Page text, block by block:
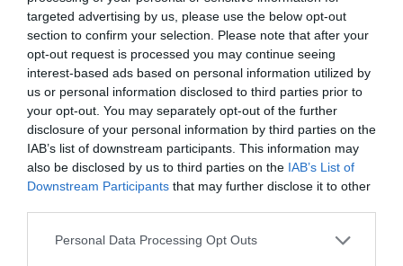
targeted advertising by us, please use the below opt-out
section to confirm your selection. Please note that after your
opt-out request is processed you may continue seeing
interest-based ads based on personal information utilized by
us or personal information disclosed to third parties prior to
your opt-out. You may separately opt-out of the further
disclosure of your personal information by third parties on the
IAB’s list of downstream participants. This information may
also be disclosed by us to third parties on the IAB’s List of
Downstream Participants that may further disclose it to other
Personal Data Processing Opt Outs
Ευχάριστα νέα από την Βραζιλία